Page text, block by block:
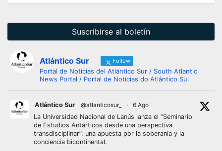
Suscribirse al boletín
Atlántico Sur Follow
Portal de Noticias del Atlántico Sur / South Atlantic
News Portal / Portal de Notícias do Atlântico Sul
Atlántico Sur @atlanticosur_ ·
6 Ago
La Universidad Nacional de Lanús lanza el “Seminario
de Estudios Antárticos desde una perspectiva
transdisciplinar”: una apuesta por la soberanía y la
conciencia bicontinental.